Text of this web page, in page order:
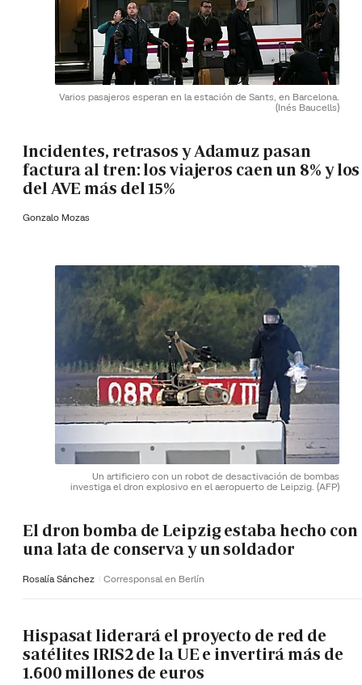
Varios pasajeros esperan en la estación de Sants, en Barcelona.
(Inés Baucells)
Incidentes, retrasos y Adamuz pasan
factura al tren: los viajeros caen un 8% y los
del AVE más del 15%
Gonzalo Mozas
Un artificiero con un robot de desactivación de bombas
investiga el dron explosivo en el aeropuerto de Leipzig. (AFP)
El dron bomba de Leipzig estaba hecho con
una lata de conserva y un soldador
Rosalía Sánchez Corresponsal en Berlín
Hispasat liderará el proyecto de red de
satélites IRIS2 de la UE e invertirá más de
1.600 millones de euros